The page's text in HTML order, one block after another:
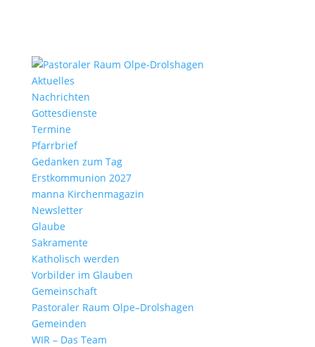
Aktu­elles
Nach­richten
Gottes­dienste
Termine
Pfarr­brief
Gedanken zum Tag
Erst­kom­mu­nion 2027
manna Kirchen­ma­gazin
News­letter
Glaube
Sakra­mente
Katho­lisch werden
Vorbilder im Glauben
Gemein­schaft
Pasto­raler Raum Olpe–Drolshagen
Gemeinden
WIR – Das Team